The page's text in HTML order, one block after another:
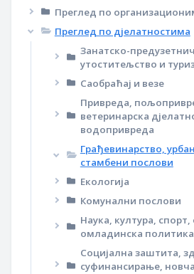
Преглед по
Преглед по дјелатностима
Занатско-
утоститељство и
Саобраћај и везе
Привреда,
ветеринарска
водопривреда
Грађевинарство,
стамбени послови
Екологија
Комунални послови
Наука, култура,
омладинска политика
Социјална заштита,
суфинансирање,